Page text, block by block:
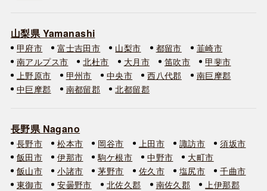
山梨県 Yamanashi
甲府市 富士吉田市 山梨市 都留市
韮崎市
南アルプス市
北杜市 大月市 笛吹市
甲斐市
上野原市
甲州市 中央市 西八代郡
南巨摩郡
中巨摩郡
南都留郡 北都留郡
長野県 Nagano
長野市 松本市 岡谷市 上田市 諏訪市
須坂市
飯田市
伊那市 駒ケ根市 中野市
大町市
飯山市
小諸市 茅野市 佐久市 塩尻市
千曲市
東御市
安曇野市 北佐久郡 南佐久郡
上伊那郡